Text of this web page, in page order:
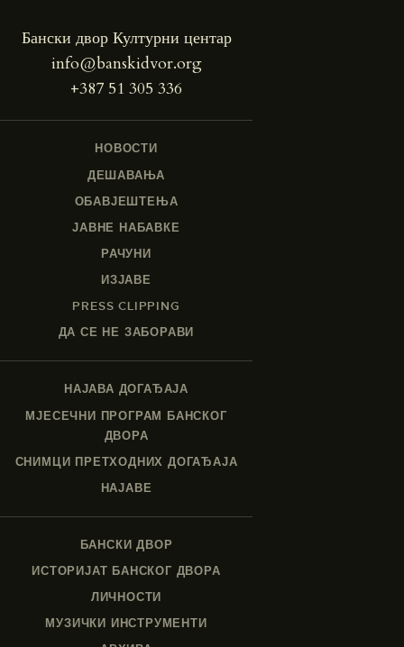
Бански двор Културни центар
info@banskidvor.org
+387 51 305 336
НОВОСТИ
ДЕШАВАЊА
ОБАВЈЕШТЕЊА
ЈАВНЕ НАБАВКЕ
РАЧУНИ
ИЗЈАВЕ
PRESS CLIPPING
ДА СЕ НЕ ЗАБОРАВИ
НАЈАВА ДОГАЂАЈА
МЈЕСЕЧНИ ПРОГРАМ БАНСКОГ
ДВОРА
СНИМЦИ ПРЕТХОДНИХ ДОГАЂАЈА
НАЈАВЕ
БАНСКИ ДВОР
ИСТОРИЈАТ БАНСКОГ ДВОРА
ЛИЧНОСТИ
МУЗИЧКИ ИНСТРУМЕНТИ